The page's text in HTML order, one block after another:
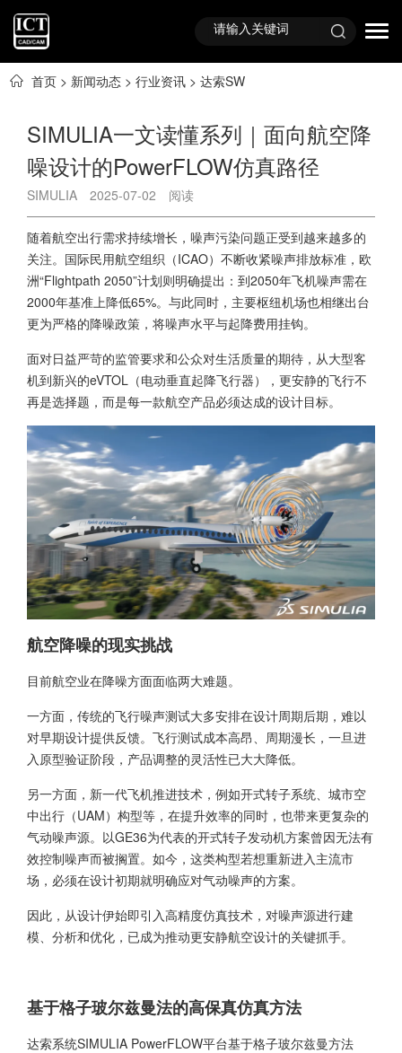
首页 > 新闻动态 > 行业资讯 > 达索SW
SIMULIA一文读懂系列｜面向航空降
噪设计的PowerFLOW仿真路径
SIMULIA 2025-07-02 阅读
随着航空出行需求持续增长，噪声污染问题正受到越来越多的
关注。国际民用航空组织（ICAO）不断收紧噪声排放标准，欧
洲“Flightpath 2050”计划则明确提出：到2050年飞机噪声需在
2000年基准上降低65%。与此同时，主要枢纽机场也相继出台
更为严格的降噪政策，将噪声水平与起降费用挂钩。
面对日益严苛的监管要求和公众对生活质量的期待，从大型客
机到新兴的eVTOL（电动垂直起降飞行器），更安静的飞行不
再是选择题，而是每一款航空产品必须达成的设计目标。
航空降噪的现实挑战
目前航空业在降噪方面面临两大难题。
一方面，传统的飞行噪声测试大多安排在设计周期后期，难以
对早期设计提供反馈。飞行测试成本高昂、周期漫长，一旦进
入原型验证阶段，产品调整的灵活性已大大降低。
另一方面，新一代飞机推进技术，例如开式转子系统、城市空
中出行（UAM）构型等，在提升效率的同时，也带来更复杂的
气动噪声源。以GE36为代表的开式转子发动机方案曾因无法有
效控制噪声而被搁置。如今，这类构型若想重新进入主流市
场，必须在设计初期就明确应对气动噪声的方案。
因此，从设计伊始即引入高精度仿真技术，对噪声源进行建
模、分析和优化，已成为推动更安静航空设计的关键抓手。
基于格子玻尔兹曼法的高保真仿真方法
达索系统SIMULIA PowerFLOW平台基于格子玻尔兹曼方法